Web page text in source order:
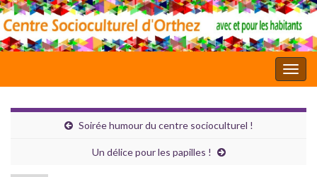
Soirée humour du centre socioculturel !
Un délice pour les papilles !